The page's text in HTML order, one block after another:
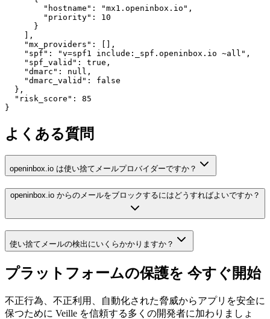
        "hostname": "mx1.openinbox.io",
        "priority": 10
      }
    ],
    "mx_providers": [],
    "spf": "v=spf1 include:_spf.openinbox.io ~all",
    "spf_valid": true,
    "dmarc": null,
    "dmarc_valid": false
  },
  "risk_score": 85
}
よくある質問
openinbox.io は使い捨てメールプロバイダーですか？
openinbox.io からのメールをブロックするにはどうすればよいですか？
使い捨てメールの検出にいくらかかりますか？
プラットフォームの保護を 今すぐ開始
不正行為、不正利用、自動化された脅威からアプリを安全に
保つために Veille を信頼する多くの開発者に加わりましょ